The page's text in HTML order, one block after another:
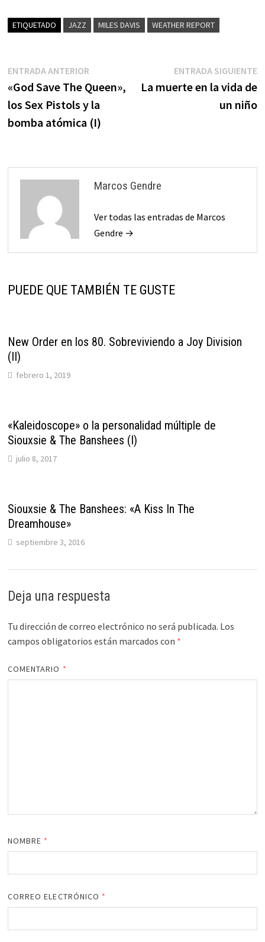
ETIQUETADO JAZZ MILES DAVIS WEATHER REPORT
Navegación
de
entradas
ENTRADA ANTERIOREntrada
anterior:
«God Save The Queen»,
los Sex Pistols y la
bomba atómica (I)
ENTRADA SIGUIENTE
La muerte en la vida de
un niño
Marcos Gendre
Ver todas las entradas de Marcos
Gendre →
PUEDE QUE TAMBIÉN TE GUSTE
New Order en los 80. Sobreviviendo a Joy Division
(II)
febrero 1, 2019
«Kaleidoscope» o la personalidad múltiple de
Siouxsie & The Banshees (I)
julio 8, 2017
Siouxsie & The Banshees: «A Kiss In The
Dreamhouse»
septiembre 3, 2016
Deja una respuesta
Tu dirección de correo electrónico no será publicada. Los
campos obligatorios están marcados con *
COMENTARIO *
NOMBRE *
CORREO ELECTRÓNICO *